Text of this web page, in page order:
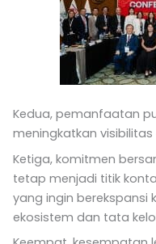
Kedua, pemanfaatan
meningkatkan
Ketiga, komitmen
tetap menjadi titik
yang ingin berekspansi
ekosistem dan tata